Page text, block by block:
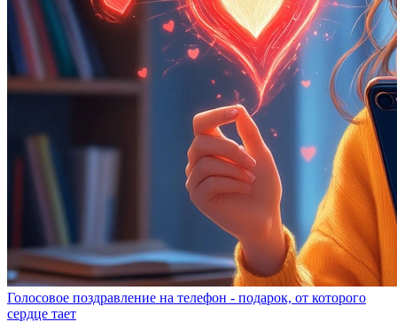
Голосовое поздравление на телефон - подарок, от которого
сердце тает